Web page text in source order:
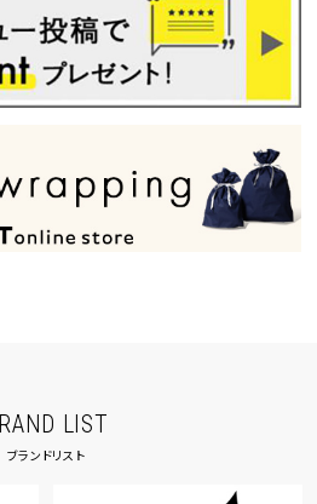
LIST
ブランドリスト